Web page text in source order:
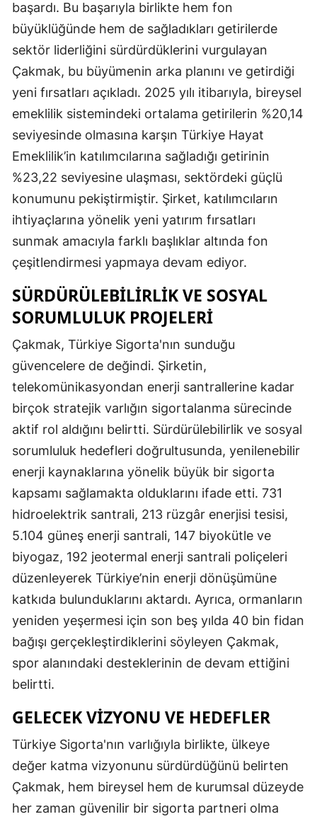
Yalova
Karabük
Osmaniye
Düzce
başardı. Bu başarıyla birlikte hem fon
büyüklüğünde hem de sağladıkları getirilerde
sektör liderliğini sürdürdüklerini vurgulayan
Çakmak, bu büyümenin arka planını ve getirdiği
yeni fırsatları açıkladı. 2025 yılı itibarıyla, bireysel
emeklilik sistemindeki ortalama getirilerin %20,14
seviyesinde olmasına karşın Türkiye Hayat
Emeklilik’in katılımcılarına sağladığı getirinin
%23,22 seviyesine ulaşması, sektördeki güçlü
konumunu pekiştirmiştir. Şirket, katılımcıların
ihtiyaçlarına yönelik yeni yatırım fırsatları
sunmak amacıyla farklı başlıklar altında fon
çeşitlendirmesi yapmaya devam ediyor.
SÜRDÜRÜLEBILIRLIK VE SOSYAL
SORUMLULUK PROJELERI
Çakmak, Türkiye Sigorta'nın sunduğu
güvencelere de değindi. Şirketin,
telekomünikasyondan enerji santrallerine kadar
birçok stratejik varlığın sigortalanma sürecinde
aktif rol aldığını belirtti. Sürdürülebilirlik ve sosyal
sorumluluk hedefleri doğrultusunda, yenilenebilir
enerji kaynaklarına yönelik büyük bir sigorta
kapsamı sağlamakta olduklarını ifade etti. 731
hidroelektrik santrali, 213 rüzgâr enerjisi tesisi,
5.104 güneş enerji santrali, 147 biyokütle ve
biyogaz, 192 jeotermal enerji santrali poliçeleri
düzenleyerek Türkiye’nin enerji dönüşümüne
katkıda bulunduklarını aktardı. Ayrıca, ormanların
yeniden yeşermesi için son beş yılda 40 bin fidan
bağışı gerçekleştirdiklerini söyleyen Çakmak,
spor alanındaki desteklerinin de devam ettiğini
belirtti.
GELECEK VIZYONU VE HEDEFLER
Türkiye Sigorta'nın varlığıyla birlikte, ülkeye
değer katma vizyonunu sürdürdüğünü belirten
Çakmak, hem bireysel hem de kurumsal düzeyde
her zaman güvenilir bir sigorta partneri olma